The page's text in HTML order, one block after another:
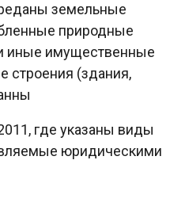
земельные
природные
иные имущественные
строения (здания,
где указаны виды
юридическими